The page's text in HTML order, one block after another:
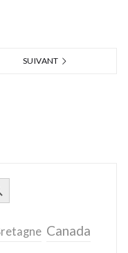
SUIVANT
Canada